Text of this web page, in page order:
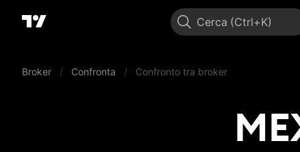
Cerca
Broker / Confronta / Confronto tra broker